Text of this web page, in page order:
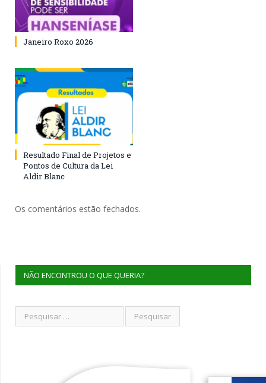
Janeiro Roxo 2026
Resultado Final de Projetos e
Pontos de Cultura da Lei
Aldir Blanc
Os comentários estão fechados.
NÃO ENCONTROU O QUE QUERIA?